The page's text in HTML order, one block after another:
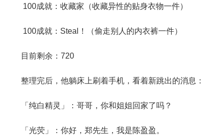
100成就：收藏家（收藏异性的贴身衣物一件）
100成就：Steal！（偷走别人的内衣裤一件）
目前剩余：720
整理完后，他躺床上刷着手机，看着新跳出的消息：
「纯白精灵」：哥哥，你和姐姐回家了吗？
「光荧」：你好，郑先生，我是陈盈盈。